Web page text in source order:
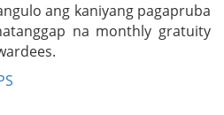
ang kaniyang pagapruba
na monthly gratuity